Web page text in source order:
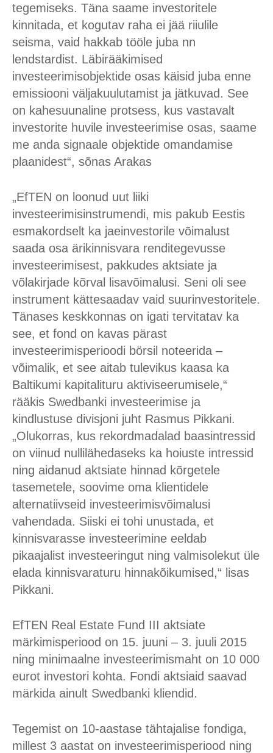
tegemiseks. Täna saame investoritele
kinnitada, et kogutav raha ei jää riiulile
seisma, vaid hakkab tööle juba nn
lendstardist. Läbirääkimised
investeerimisobjektide osas käisid juba enne
emissiooni väljakuulutamist ja jätkuvad. See
on kahesuunaline protsess, kus vastavalt
investorite huvile investeerimise osas, saame
me anda signaale objektide omandamise
plaanidest“, sõnas Arakas
„EfTEN on loonud uut liiki
investeerimisinstrumendi, mis pakub Eestis
esmakordselt ka jaeinvestorile võimalust
saada osa ärikinnisvara renditegevusse
investeerimisest, pakkudes aktsiate ja
võlakirjade kõrval lisavõimalusi. Seni oli see
instrument kättesaadav vaid suurinvestoritele.
Tänases keskkonnas on igati tervitatav ka
see, et fond on kavas pärast
investeerimisperioodi börsil noteerida –
võimalik, et see aitab tulevikus kaasa ka
Baltikumi kapitalituru aktiviseerumisele,“
rääkis Swedbanki investeerimise ja
kindlustuse divisjoni juht Rasmus Pikkani.
„Olukorras, kus rekordmadalad baasintressid
on viinud nullilähedaseks ka hoiuste intressid
ning aidanud aktsiate hinnad kõrgetele
tasemetele, soovime oma klientidele
alternatiivseid investeerimisvõimalusi
vahendada. Siiski ei tohi unustada, et
kinnisvarasse investeerimine eeldab
pikaajalist investeeringut ning valmisolekut üle
elada kinnisvaraturu hinnakõikumised,“ lisas
Pikkani.
EfTEN Real Estate Fund III aktsiate
märkimisperiood on 15. juuni – 3. juuli 2015
ning minimaalne investeerimismaht on 10 000
eurot investori kohta. Fondi aktsiaid saavad
märkida ainult Swedbanki kliendid.
Tegemist on 10-aastase tähtajalise fondiga,
millest 3 aastat on investeerimisperiood ning